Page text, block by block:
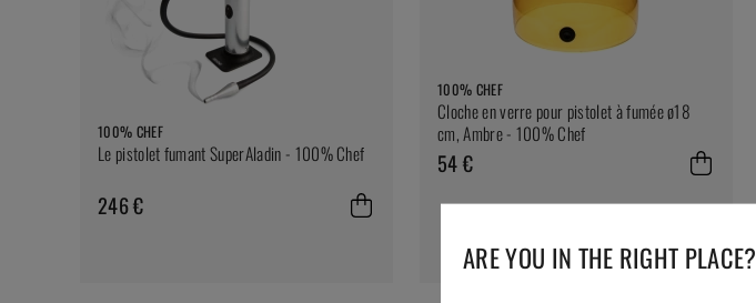
100% CHEF
Le pistolet fumant SuperAladin - 100% Chef
246 €
100% CHEF
Cloche en verre pour pistolet à fumée ø18
cm, Ambre - 100% Chef
54 €
ARE YOU IN THE RIGHT PLACE?